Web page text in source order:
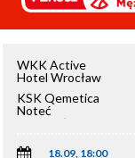
WKK Active
Hotel Wrocław
KSK Qemetica
Noteć
Inowrocław
18.09, 18:00